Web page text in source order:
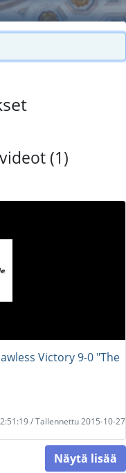
(1)
Victory 9-0 "The
/ Tallennettu 2015-10-27
Näytä lisää